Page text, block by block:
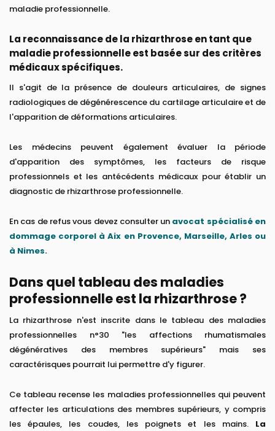
maladie professionnelle.
La reconnaissance de la rhizarthrose en tant que
maladie professionnelle est basée sur des critères
médicaux spécifiques.
Il s'agit de la présence de douleurs articulaires, de signes
radiologiques de dégénérescence du cartilage articulaire et de
l'apparition de déformations articulaires.
Les médecins peuvent également évaluer la période
d'apparition des symptômes, les facteurs de risque
professionnels et les antécédents médicaux pour établir un
diagnostic de rhizarthrose professionnelle.
En cas de refus vous devez consulter un avocat spécialisé en
dommage corporel à Aix en Provence, Marseille, Arles ou
à Nimes.
Dans quel tableau des maladies
professionnelle est la rhizarthrose ?
La rhizarthrose n'est inscrite dans le tableau des maladies
professionnelles n°30 "les affections rhumatismales
dégénératives des membres supérieurs" mais ses
caractérisques pourrait lui permettre d'y figurer.
Ce tableau recense les maladies professionnelles qui peuvent
affecter les articulations des membres supérieurs, y compris
les épaules, les coudes, les poignets et les mains. La